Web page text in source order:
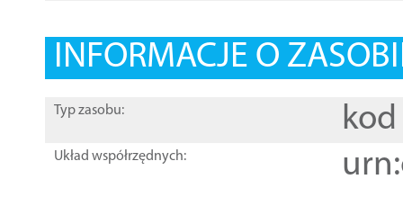
INFORMACJE O
Typ zasobu: kod
Układ współrzędnych: